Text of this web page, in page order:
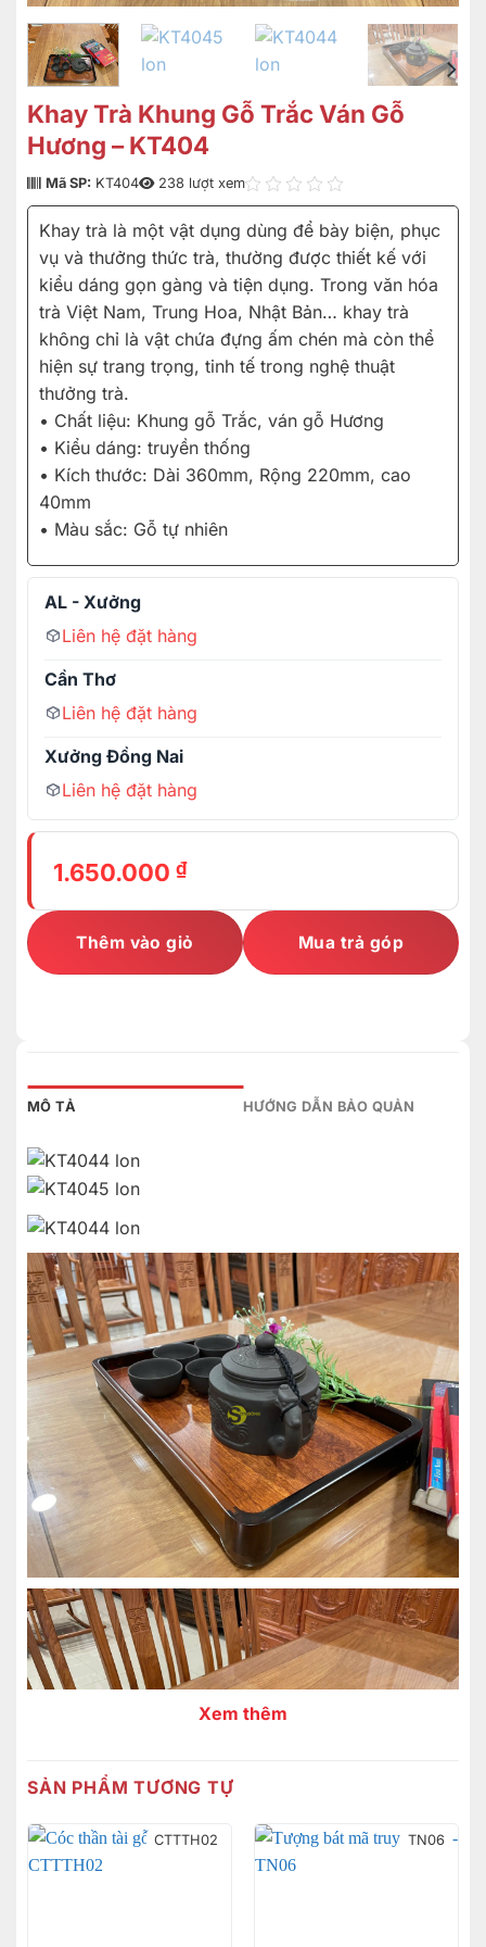
Khay Trà Khung Gỗ Trắc Ván Gỗ
Hương – KT404
Mã SP: KT404 238 lượt xem
Khay trà là một vật dụng dùng để bày biện, phục
vụ và thưởng thức trà, thường được thiết kế với
kiểu dáng gọn gàng và tiện dụng. Trong văn hóa
trà Việt Nam, Trung Hoa, Nhật Bản… khay trà
không chỉ là vật chứa đựng ấm chén mà còn thể
hiện sự trang trọng, tinh tế trong nghệ thuật
thưởng trà.
• Chất liệu: Khung gỗ Trắc, ván gỗ Hương
• Kiểu dáng: truyền thống
• Kích thước: Dài 360mm, Rộng 220mm, cao
40mm
• Màu sắc: Gỗ tự nhiên
AL - Xưởng
Liên hệ đặt hàng
Cần Thơ
Liên hệ đặt hàng
Xưởng Đồng Nai
Liên hệ đặt hàng
1.650.000 ₫
Thêm vào giỏ Mua trả góp
MÔ TẢ HƯỚNG DẪN BẢO QUẢN
Xem thêm
SẢN PHẨM TƯƠNG TỰ
CTTTH02 TN06